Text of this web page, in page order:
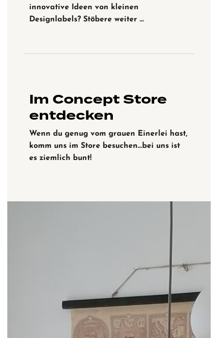
innovative Ideen von kleinen
Designlabels? Stöbere weiter …
Im Concept Store
entdecken
Wenn du genug vom grauen Einerlei hast,
komm uns im Store besuchen…bei uns ist
es ziemlich bunt!